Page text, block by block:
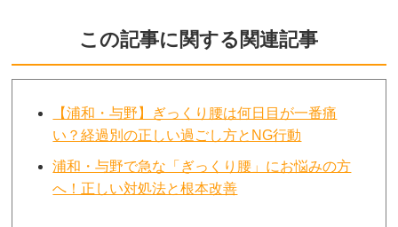
この記事に関する関連記事
【浦和・与野】ぎっくり腰は何日目が一番痛
い？経過別の正しい過ごし方とNG行動
浦和・与野で急な「ぎっくり腰」にお悩みの方
へ！正しい対処法と根本改善